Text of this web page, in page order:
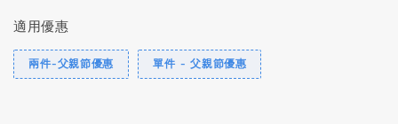
適用優惠
兩件-父親節優惠 單件 - 父親節優惠